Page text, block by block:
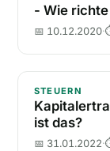
- Wie richte
📅 10.12.2020·
STEUERN
ist das?
📅 31.01.2022·